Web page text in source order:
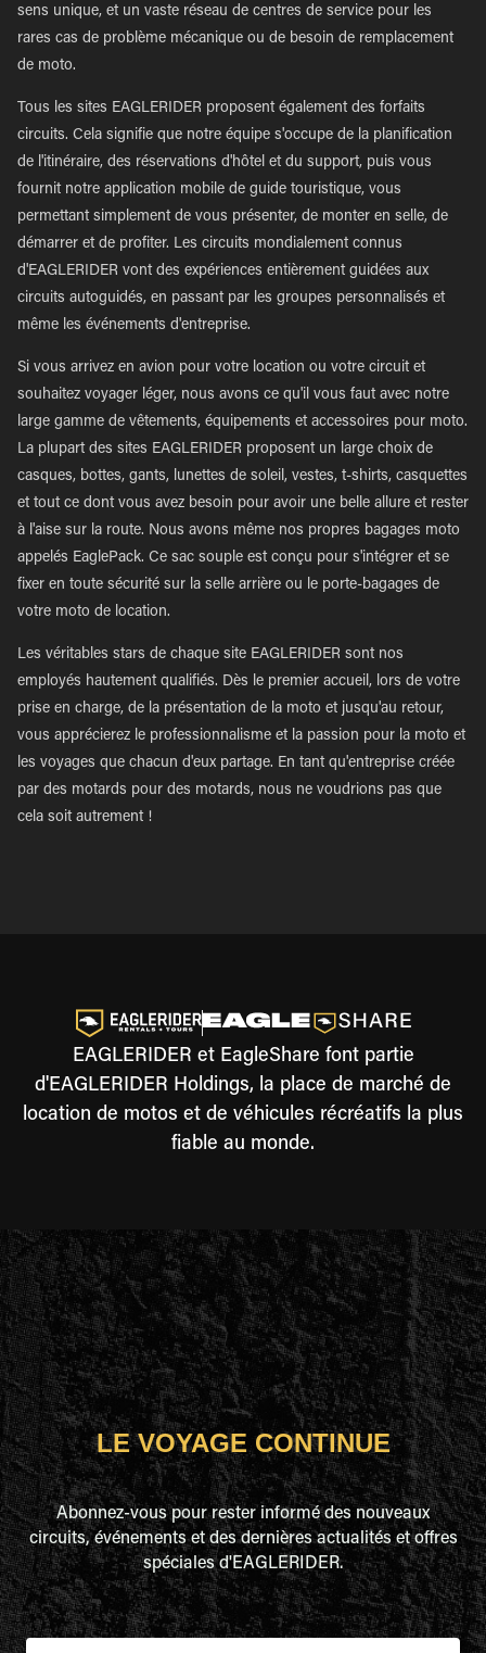
sens unique, et un vaste réseau de centres de service pour les
rares cas de problème mécanique ou de besoin de remplacement
de moto.
Tous les sites EAGLERIDER proposent également des forfaits
circuits. Cela signifie que notre équipe s'occupe de la planification
de l'itinéraire, des réservations d'hôtel et du support, puis vous
fournit notre application mobile de guide touristique, vous
permettant simplement de vous présenter, de monter en selle, de
démarrer et de profiter. Les circuits mondialement connus
d'EAGLERIDER vont des expériences entièrement guidées aux
circuits autoguidés, en passant par les groupes personnalisés et
même les événements d'entreprise.
Si vous arrivez en avion pour votre location ou votre circuit et
souhaitez voyager léger, nous avons ce qu'il vous faut avec notre
large gamme de vêtements, équipements et accessoires pour moto.
La plupart des sites EAGLERIDER proposent un large choix de
casques, bottes, gants, lunettes de soleil, vestes, t-shirts, casquettes
et tout ce dont vous avez besoin pour avoir une belle allure et rester
à l'aise sur la route. Nous avons même nos propres bagages moto
appelés EaglePack. Ce sac souple est conçu pour s'intégrer et se
fixer en toute sécurité sur la selle arrière ou le porte-bagages de
votre moto de location.
Les véritables stars de chaque site EAGLERIDER sont nos
employés hautement qualifiés. Dès le premier accueil, lors de votre
prise en charge, de la présentation de la moto et jusqu'au retour,
vous apprécierez le professionnalisme et la passion pour la moto et
les voyages que chacun d'eux partage. En tant qu'entreprise créée
par des motards pour des motards, nous ne voudrions pas que
cela soit autrement !
EAGLERIDER et EagleShare font partie
d'EAGLERIDER Holdings, la place de marché de
location de motos et de véhicules récréatifs la plus
fiable au monde.
LE VOYAGE CONTINUE
Abonnez-vous pour rester informé des nouveaux
circuits, événements et des dernières actualités et offres
spéciales d'EAGLERIDER.